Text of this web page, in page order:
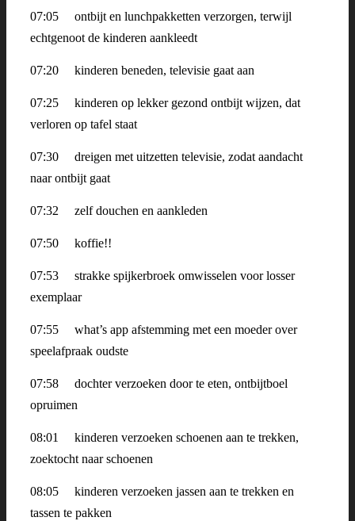
07:05
ontbijt en lunchpakketten verzorgen, terwijl
echtgenoot de kinderen aankleedt
07:20 kinderen beneden, televisie gaat aan
07:25
kinderen op lekker gezond ontbijt wijzen, dat
verloren op tafel staat
07:30
dreigen met uitzetten televisie, zodat aandacht
naar ontbijt gaat
07:32 zelf douchen en aankleden
07:50 koffie!!
07:53
strakke spijkerbroek omwisselen voor losser
exemplaar
07:55
what’s app afstemming met een moeder over
speelafpraak oudste
07:58
dochter verzoeken door te eten, ontbijtboel
opruimen
08:01
kinderen verzoeken schoenen aan te trekken,
zoektocht naar schoenen
08:05
kinderen verzoeken jassen aan te trekken en
tassen te pakken